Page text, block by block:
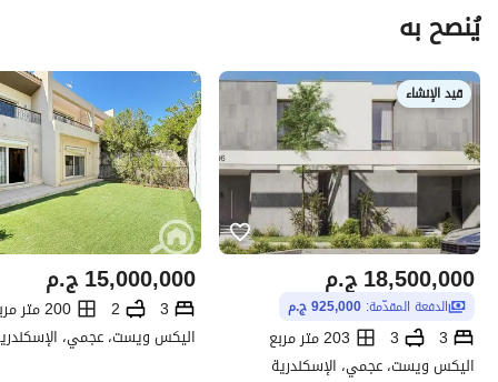
يُنصح به
قيد الإنشاء
ج.م18,500,000
الدفعة المقدّمة: 925,000 ج.م
3
3
203 متر مربع
اليكس ويست، عجمي، الإسكندرية
ج.م15,000,000
3
2
200 متر مربع
اليكس ويست، عجمي،